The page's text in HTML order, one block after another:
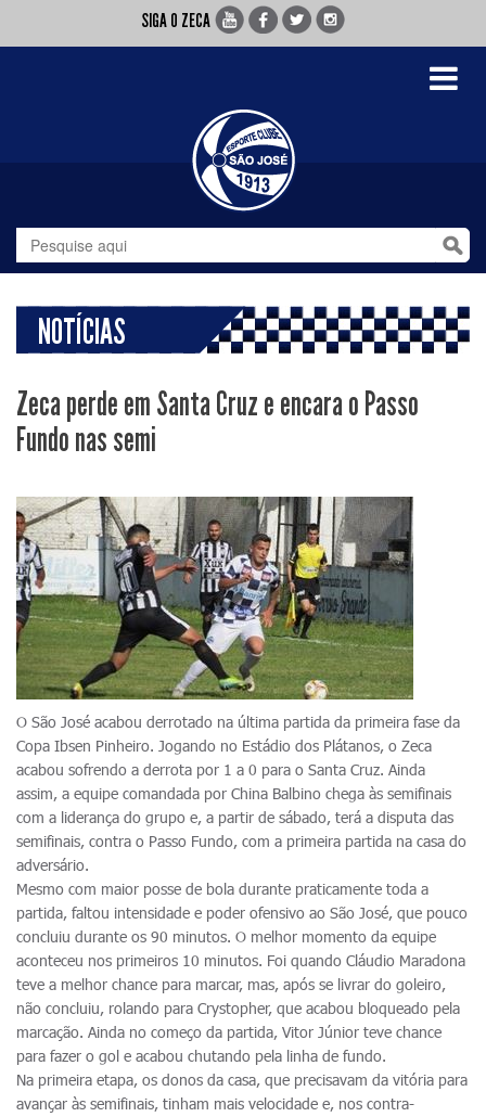
SIGA O ZECA
Toggle
NOTÍCIAS
Zeca perde em Santa Cruz e encara o Passo
Fundo nas semi
O São José acabou derrotado na última partida da primeira fase da
Copa Ibsen Pinheiro. Jogando no Estádio dos Plátanos, o Zeca
acabou sofrendo a derrota por 1 a 0 para o Santa Cruz. Ainda
assim, a equipe comandada por China Balbino chega às semifinais
com a liderança do grupo e, a partir de sábado, terá a disputa das
semifinais, contra o Passo Fundo, com a primeira partida na casa do
adversário.
Mesmo com maior posse de bola durante praticamente toda a
partida, faltou intensidade e poder ofensivo ao São José, que pouco
concluiu durante os 90 minutos. O melhor momento da equipe
aconteceu nos primeiros 10 minutos. Foi quando Cláudio Maradona
teve a melhor chance para marcar, mas, após se livrar do goleiro,
não concluiu, rolando para Crystopher, que acabou bloqueado pela
marcação. Ainda no começo da partida, Vitor Júnior teve chance
para fazer o gol e acabou chutando pela linha de fundo.
Na primeira etapa, os donos da casa, que precisavam da vitória para
avançar às semifinais, tinham mais velocidade e, nos contra-